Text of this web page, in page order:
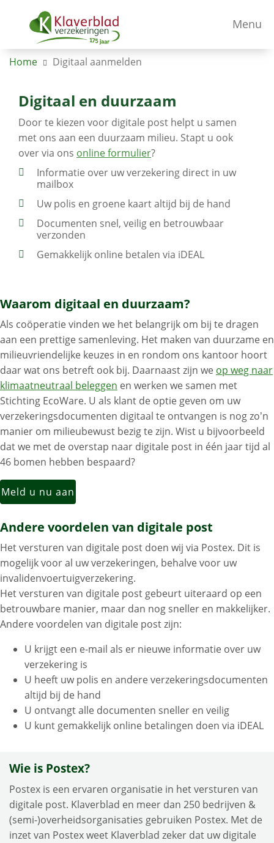
Menu
Home Digitaal aanmelden
Digitaal en duurzaam
Door te kiezen voor digitale post helpt u samen
met ons aan een duurzaam milieu. Stapt u ook
over via ons online formulier?
Informatie over uw verzekering direct in uw
mailbox
Uw polis en groene kaart altijd bij de hand
Documenten snel, veilig en betrouwbaar
verzonden
Gemakkelijk online betalen via iDEAL
Waarom digitaal en duurzaam?
Als coöperatie vinden we het belangrijk om bij te dragen
aan een prettige samenleving. Het maken van duurzame en
milieuvriendelijke keuzes in en rondom ons kantoor hoort
daar wat ons betreft ook bij. Daarnaast zijn we op weg naar
klimaatneutraal beleggen en werken we samen met
Stichting EcoWare. U als klant de optie geven om uw
verzekeringsdocumenten digitaal te ontvangen is nog zo’n
manier om milieubewust bezig te zijn. Wist u bijvoorbeeld
dat we met de overstap naar digitale post in één jaar tijd al
46 bomen hebben bespaard?
Meld u nu aan
Andere voordelen van digitale post
Het versturen van digitale post doen wij via Postex. Dit is
mogelijk voor al uw verzekeringen, behalve voor uw
invalidenvoertuigverzekering.
Het versturen van digitale post gebeurt uiteraard op een
betrouwbare manier, maar dan nog sneller en makkelijker.
Andere voordelen van digitale post zijn:
U krijgt een e-mail als er nieuwe informatie over uw
verzekering is
U heeft uw polis en andere verzekeringsdocumenten
altijd bij de hand
U ontvangt alle documenten sneller en veilig
U kunt gemakkelijk online betalingen doen via iDEAL
Wie is Postex?
Postex is een ervaren organisatie in het versturen van
digitale post. Klaverblad en meer dan 250 bedrijven &
(semi-)overheidsorganisaties gebruiken Postex. Met de
inzet van Postex weet Klaverblad zeker dat uw digitale